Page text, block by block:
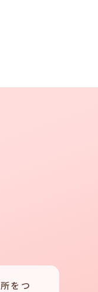
をつ